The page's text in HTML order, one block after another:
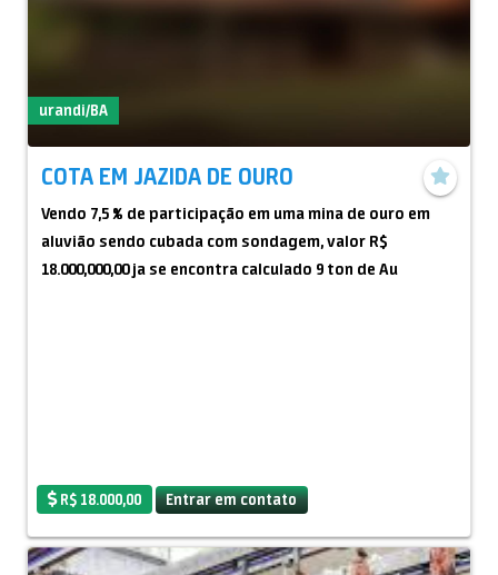
urandi/BA
COTA EM JAZIDA DE OURO
Vendo 7,5 % de participação em uma mina de ouro em
aluvião sendo cubada com sondagem, valor R$
18.000,000,00 ja se encontra calculado 9 ton de Au
R$ 18.000,00 Entrar em contato